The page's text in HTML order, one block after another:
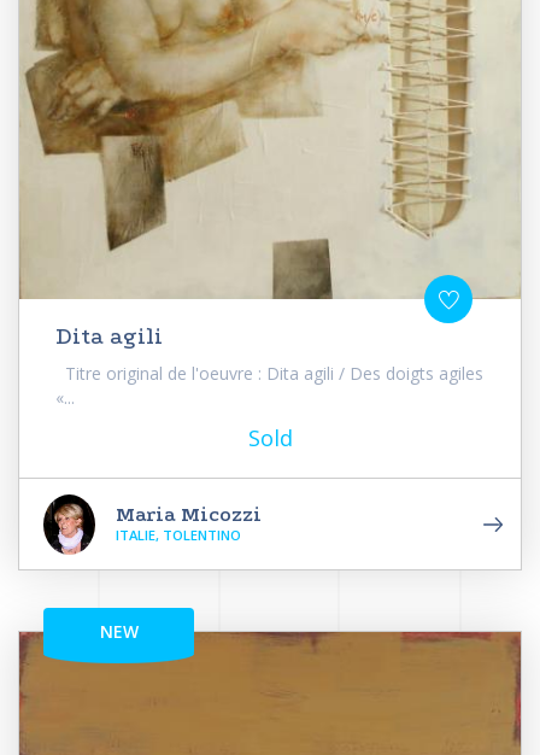
Dita agili
Titre original de l'oeuvre : Dita agili / Des doigts agiles
«...
Sold
Maria Micozzi
ITALIE, TOLENTINO
NEW